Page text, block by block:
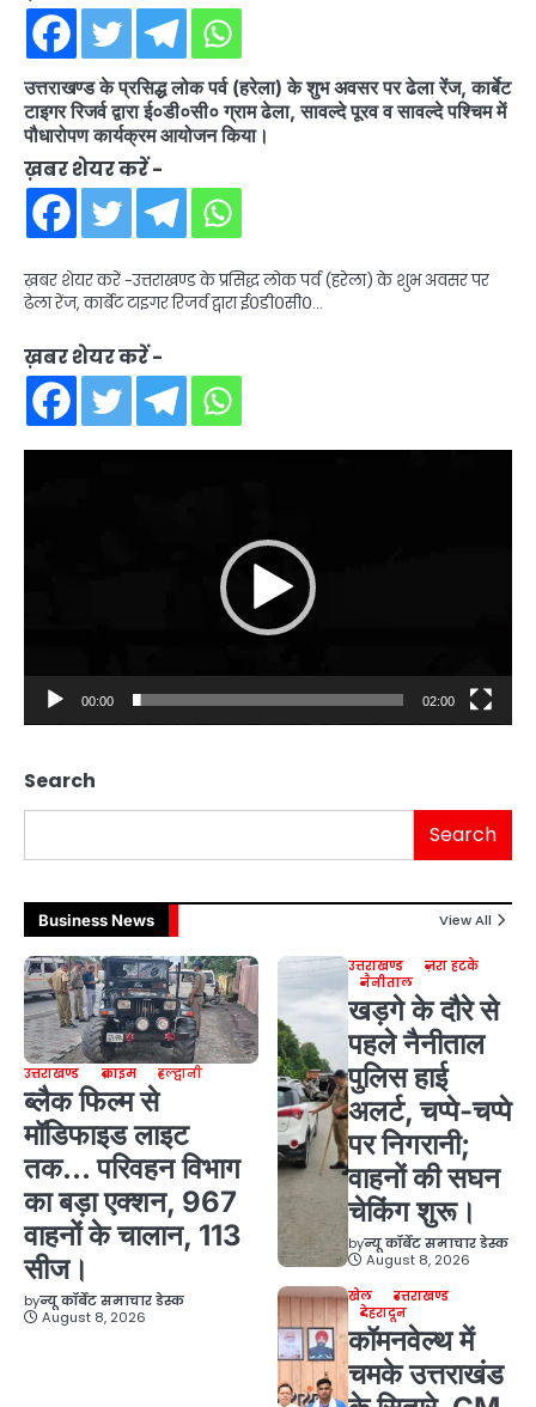
उत्तराखण्ड के प्रसिद्ध लोक पर्व (हरेला) के शुभ अवसर पर ढेला रेंज, कार्बेट
टाइगर रिजर्व द्वारा ई०डी०सी० ग्राम ढेला, सावल्दे पूरव व सावल्दे पश्चिम में
पौधारोपण कार्यक्रम आयोजन किया।
ख़बर शेयर करें -
ख़बर शेयर करें -उत्तराखण्ड के प्रसिद्ध लोक पर्व (हरेला) के शुभ अवसर पर
ढेला रेंज, कार्बेट टाइगर रिजर्व द्वारा ई०डी०सी०…
ख़बर शेयर करें -
00:00 02:00
Search
Search
Business News View All
उत्तराखण्ड क्राइम हल्द्वानी
ब्लैक फिल्म से
मॉडिफाइड लाइट
तक… परिवहन विभाग
का बड़ा एक्शन, 967
वाहनों के चालान, 113
सीज।
byन्यू कॉर्बेट समाचार डेस्क
August 8, 2026
उत्तराखण्ड
ज़रा हटके
नैनीताल
खड़गे के दौरे से
पहले नैनीताल
पुलिस हाई
अलर्ट, चप्पे-चप्पे
पर निगरानी;
वाहनों की सघन
चेकिंग शुरू।
byन्यू कॉर्बेट समाचार डेस्क
August 8, 2026
खेल
उत्तराखण्ड
देहरादून
कॉमनवेल्थ में
चमके उत्तराखंड